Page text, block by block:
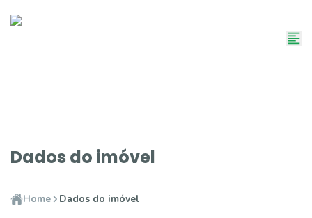
Dados do imóvel
Home Dados do imóvel